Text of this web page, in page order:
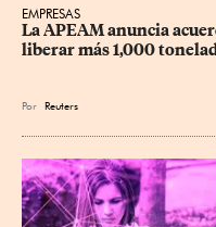
EMPRESAS
La APEAM anuncia
liberar más 1,000
Por Reuters